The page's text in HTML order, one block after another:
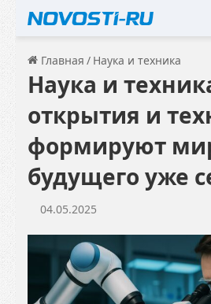
Главная / Наука и техника
Наука и
открытия и
формируют
будущего уже
04.05.2025